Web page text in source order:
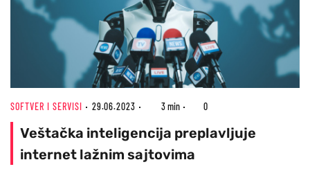
SOFTVER I SERVISI 29.06.2023 3 min 0
Veštačka inteligencija preplavljuje
internet lažnim sajtovima